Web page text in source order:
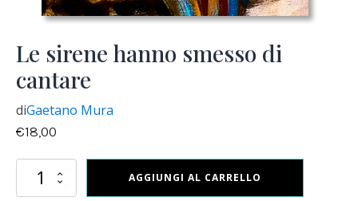
Le sirene hanno smesso di
cantare
diGaetano Mura
€18,00
sirene
AGGIUNGI AL CARRELLO